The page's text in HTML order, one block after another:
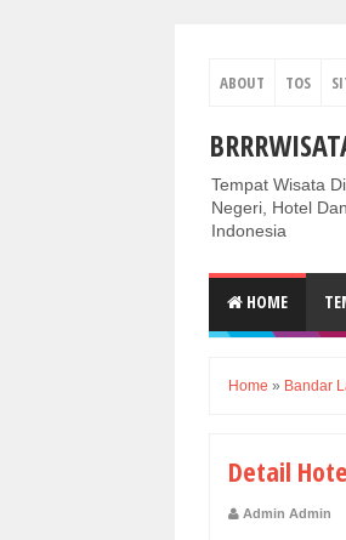
ABOUT TOS
Tempat Wisata
Negeri, Hotel
Indonesia
HOME
Home » Bandar
Detail
Admin Admin